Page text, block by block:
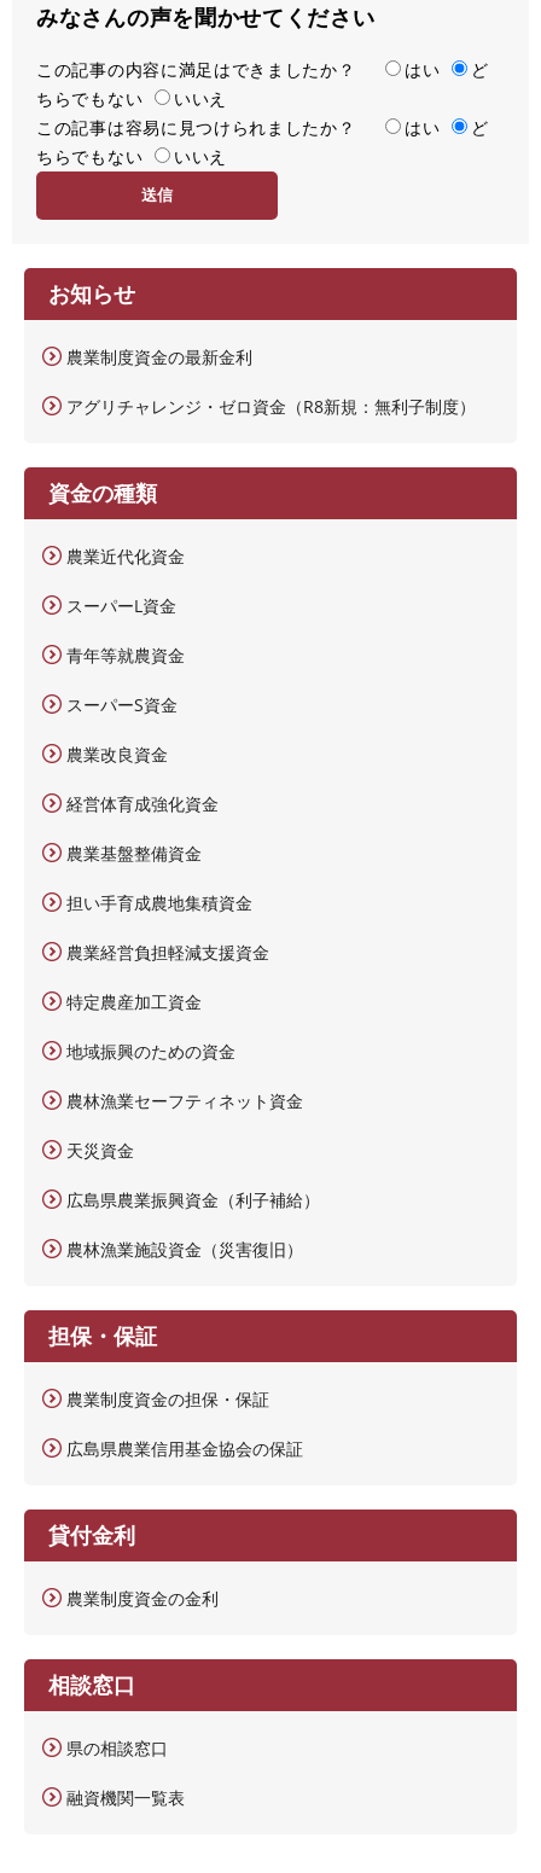
みなさんの声を聞かせてください
満
足
度
この記事の内容に満足はできましたか？ はい
ど
ちらでもない
いいえ
容
易
この記事は容易に見つけられましたか？ はい
ど
ちらでもない
いいえ
お知らせ
農業制度資金の最新金利
アグリチャレンジ・ゼロ資金（R8新規：無利子制度）
資金の種類
農業近代化資金
スーパーL資金
青年等就農資金
スーパーS資金
農業改良資金
経営体育成強化資金
農業基盤整備資金
担い手育成農地集積資金
農業経営負担軽減支援資金
特定農産加工資金
地域振興のための資金
農林漁業セーフティネット資金
天災資金
広島県農業振興資金（利子補給）
農林漁業施設資金（災害復旧）
担保・保証
農業制度資金の担保・保証
広島県農業信用基金協会の保証
貸付金利
農業制度資金の金利
相談窓口
県の相談窓口
融資機関一覧表